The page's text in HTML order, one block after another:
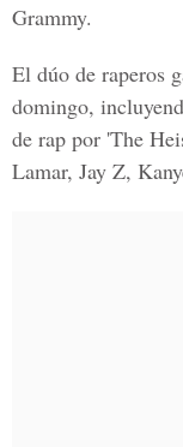
Grammy.
El dúo de raperos
domingo,
de rap por 'The
Lamar, Jay Z,